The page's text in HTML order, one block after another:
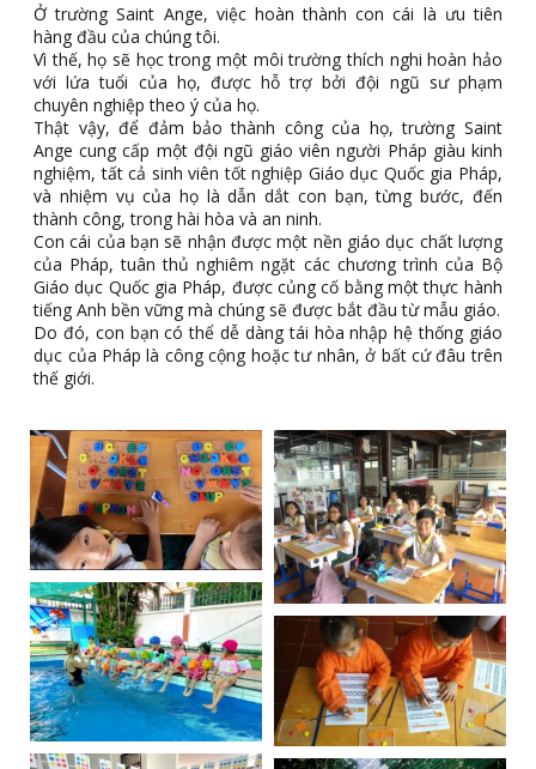
Ở trường Saint Ange, việc hoàn thành con cái là ưu tiên
hàng đầu của chúng tôi.
Vì thế, họ sẽ học trong một môi trường thích nghi hoàn hảo
với lứa tuổi của họ, được hỗ trợ bởi đội ngũ sư phạm
chuyên nghiệp theo ý của họ.
Thật vậy, để đảm bảo thành công của họ, trường Saint
Ange cung cấp một đội ngũ giáo viên người Pháp giàu kinh
nghiệm, tất cả sinh viên tốt nghiệp Giáo dục Quốc gia Pháp,
và nhiệm vụ của họ là dẫn dắt con bạn, từng bước, đến
thành công, trong hài hòa và an ninh.
Con cái của bạn sẽ nhận được một nền giáo dục chất lượng
của Pháp, tuân thủ nghiêm ngặt các chương trình của Bộ
Giáo dục Quốc gia Pháp, được củng cố bằng một thực hành
tiếng Anh bền vững mà chúng sẽ được bắt đầu từ mẫu giáo.
Do đó, con bạn có thể dễ dàng tái hòa nhập hệ thống giáo
dục của Pháp là công cộng hoặc tư nhân, ở bất cứ đâu trên
thế giới.